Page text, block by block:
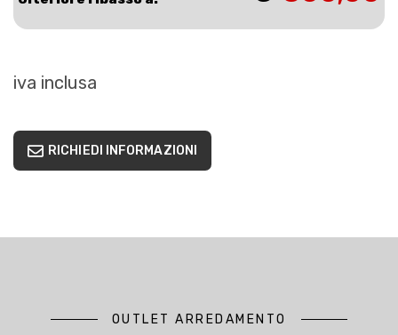
iva inclusa
RICHIEDI INFORMAZIONI
OUTLET ARREDAMENTO